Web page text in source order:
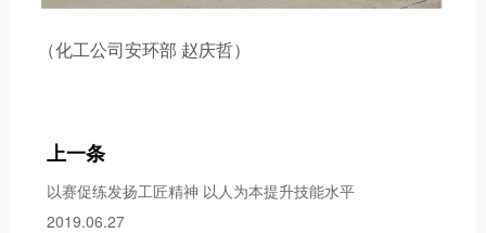
（化工公司安环部 赵庆哲）
上一条
以赛促练发扬工匠精神 以人为本提升技能水平
2019.06.27